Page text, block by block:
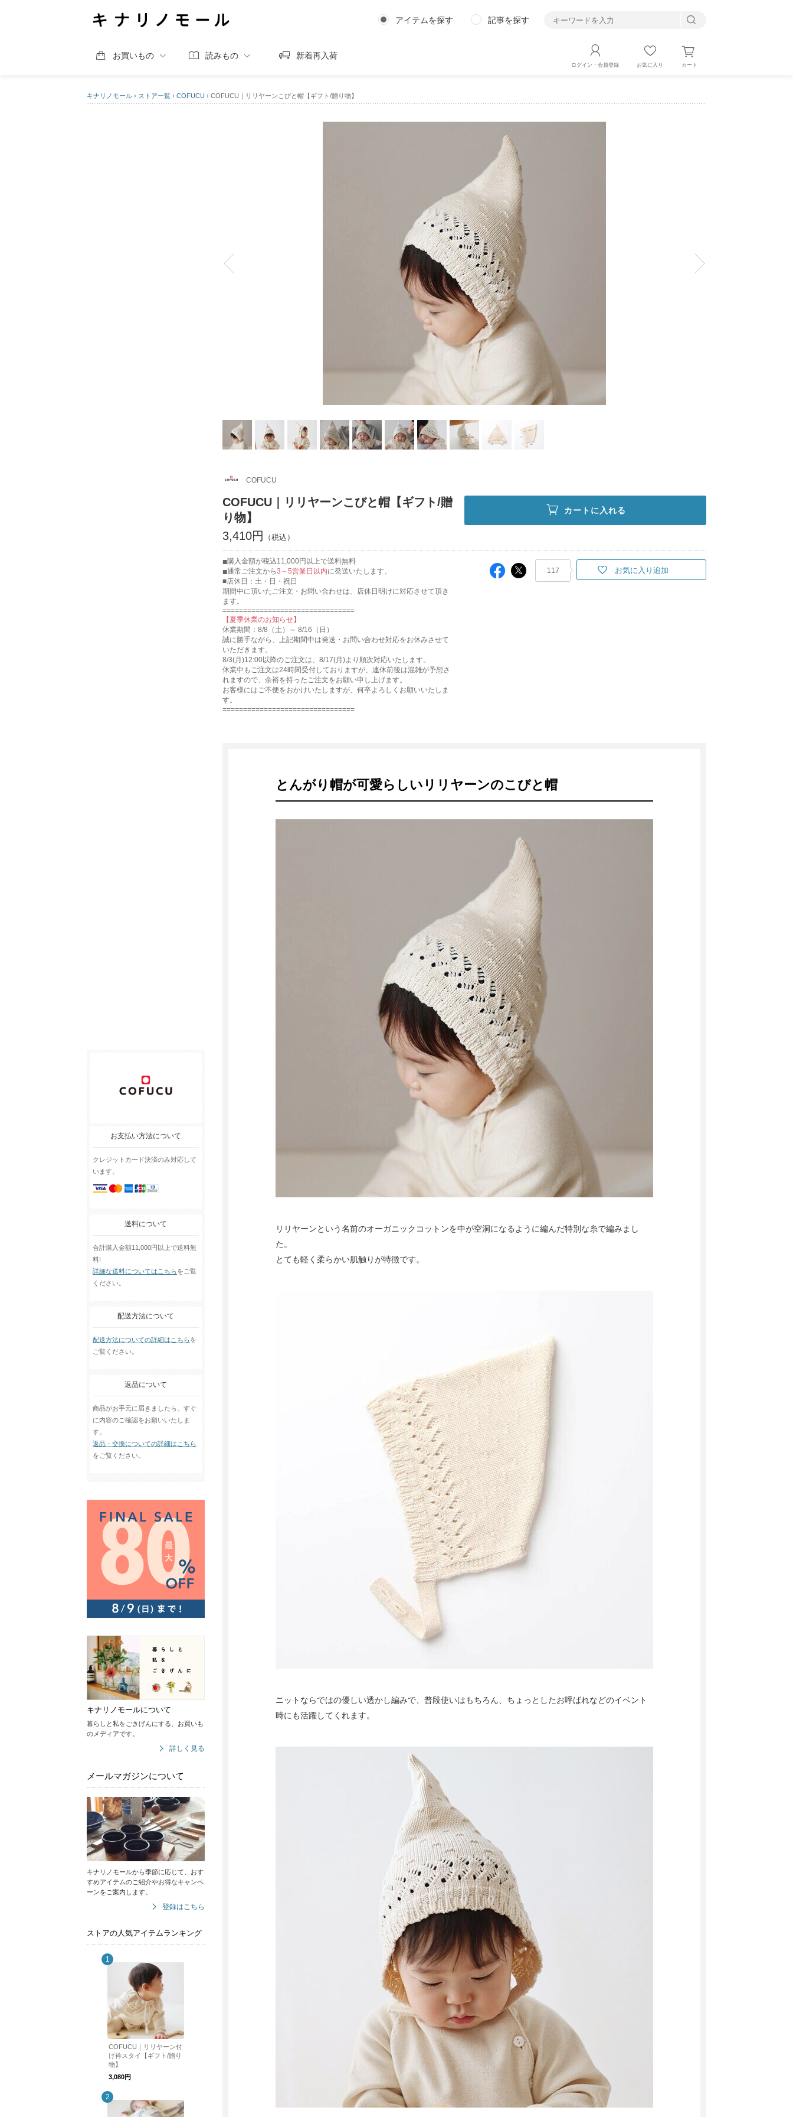
アイテムを探す 記事を探す
お買いもの 読みもの 新着再入荷
ログイン・会員登録 お気に入り カート
キナリノモール › ストア一覧 › COFUCU › COFUCU｜リリヤーンこびと帽【ギフト/贈り物】
お支払い方法について
クレジットカード決済のみ対応して
います。
送料について
合計購入金額11,000円以上で送料無
料!
詳細な送料についてはこちらをご覧
ください。
配送方法について
配送方法についての詳細はこちらを
ご覧ください。
返品について
商品がお手元に届きましたら、すぐ
に内容のご確認をお願いいたしま
す。
返品・交換についての詳細はこちら
をご覧ください。
キナリノモールについて
暮らしと私をごきげんにする、お買いも
のメディアです。
詳しく見る
メールマガジンについて
キナリノモールから季節に応じて、おす
すめアイテムのご紹介やお得なキャンペ
ーンをご案内します。
登録はこちら
ストアの人気アイテムランキング
COFUCU｜リリヤーン付
け衿スタイ【ギフト/贈り
物】
3,080円
COFUCU
COFUCU｜リリヤーンこびと帽【ギフト/贈
り物】
3,410円
カートに入れる
購入金額が税込11,000円以上で送料無料
通常ご注文から3～5営業日以内に発送いたします。
■店休日：土・日・祝日
期間中に頂いたご注文・お問い合わせは、店休日明けに対応させて頂き
ます。
================================
【夏季休業のお知らせ】
休業期間：8/8（土）～ 8/16（日）
誠に勝手ながら、上記期間中は発送・お問い合わせ対応をお休みさせて
いただきます。
8/3(月)12:00以降のご注文は、8/17(月)より順次対応いたします。
休業中もご注文は24時間受付しておりますが、連休前後は混雑が予想さ
れますので、余裕を持ったご注文をお願い申し上げます。
お客様にはご不便をおかけいたしますが、何卒よろしくお願いいたしま
す。
================================
117 お気に入り追加
とんがり帽が可愛らしいリリヤーンのこびと帽
リリヤーンという名前のオーガニックコットンを中が空洞になるように編んだ特別な糸で編みまし
た。
とても軽く柔らかい肌触りが特徴です。
ニットならではの優しい透かし編みで、普段使いはもちろん、ちょっとしたお呼ばれなどのイベント
時にも活躍してくれます。